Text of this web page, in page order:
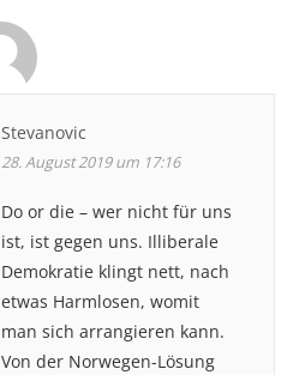
Stevanovic
28. August 2019 um 17:16
Do or die – wer nicht für uns
ist, ist gegen uns. Illiberale
Demokratie klingt nett, nach
etwas Harmlosen, womit
man sich arrangieren kann.
Von der Norwegen-Lösung